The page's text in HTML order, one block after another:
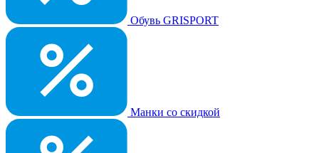
Обувь GRISPORT
Манки со скидкой